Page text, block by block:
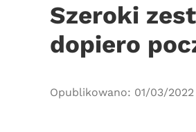
Szeroki
dopiero
Opublikowano: 01/03/2022